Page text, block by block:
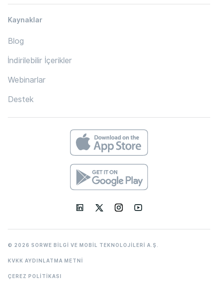
Kaynaklar
Blog
İndirilebilir İçerikler
Webinarlar
Destek
© 2026 SORWE BİLGİ VE MOBİL TEKNOLOJİLERİ A.Ş.
KVKK AYDINLATMA METNİ
ÇEREZ POLİTİKASI